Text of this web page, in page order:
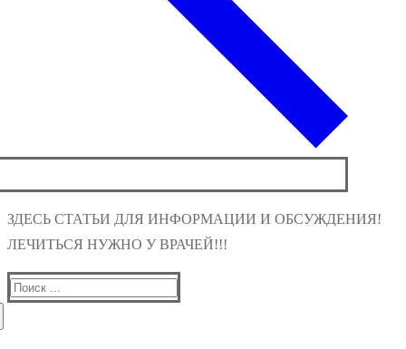
ЗДЕСЬ СТАТЬИ ДЛЯ ИНФОРМАЦИИ И ОБСУЖДЕНИЯ!
ЛЕЧИТЬСЯ НУЖНО У ВРАЧЕЙ!!!
Найти: